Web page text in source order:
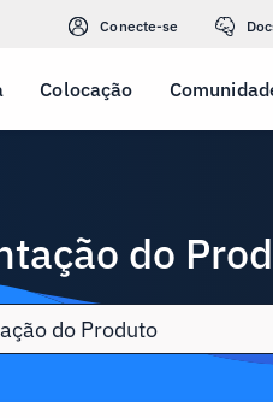
Conecte-se
Colocação
do